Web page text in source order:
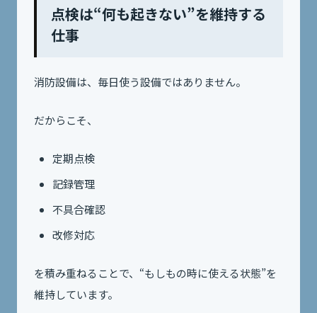
点検は“何も起きない”を維持する
仕事
消防設備は、毎日使う設備ではありません。
だからこそ、
定期点検
記録管理
不具合確認
改修対応
を積み重ねることで、“もしもの時に使える状態”を
維持しています。